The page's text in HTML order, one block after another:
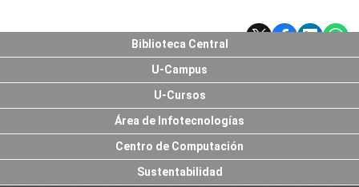
Biblioteca Central
U-Campus
U-Cursos
Área de Infotecnologías
Centro de Computación
Sustentabilidad